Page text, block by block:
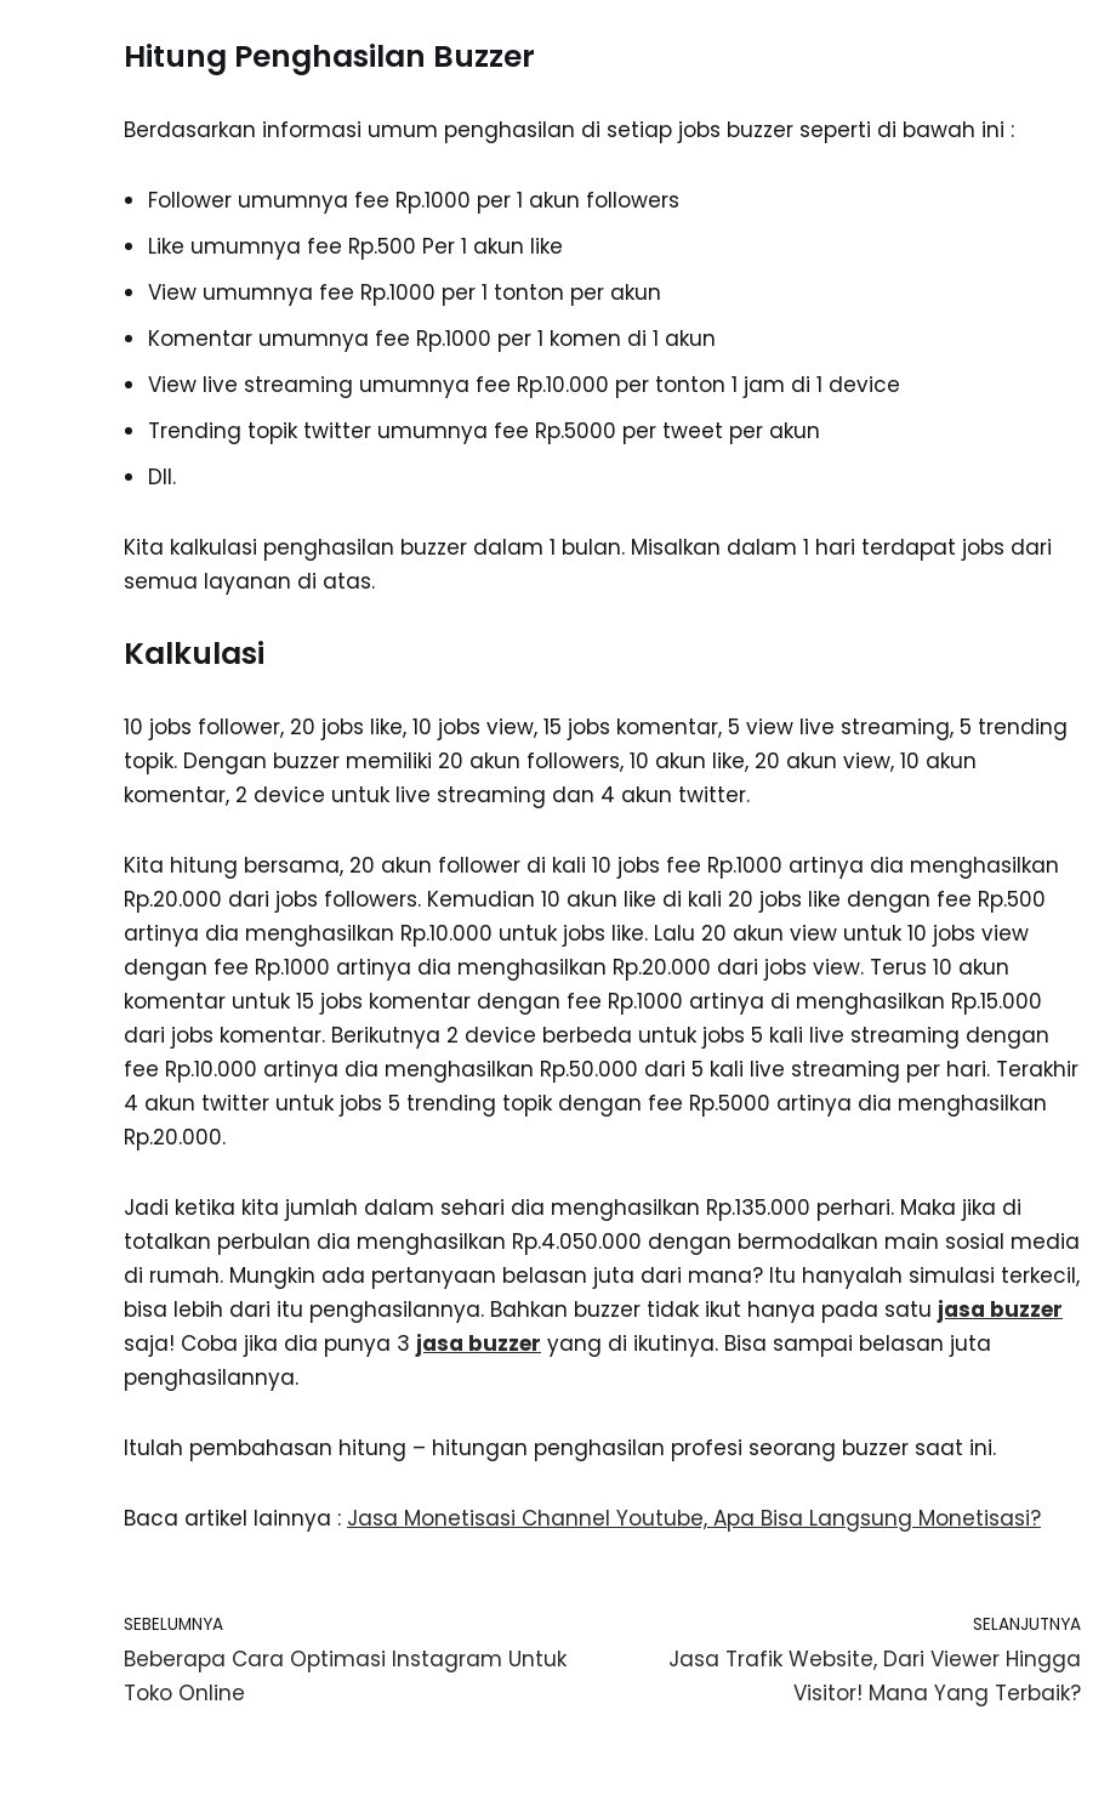
Hitung Penghasilan Buzzer
Berdasarkan informasi umum penghasilan di setiap jobs buzzer seperti di bawah ini :
Follower umumnya fee Rp.1000 per 1 akun followers
Like umumnya fee Rp.500 Per 1 akun like
View umumnya fee Rp.1000 per 1 tonton per akun
Komentar umumnya fee Rp.1000 per 1 komen di 1 akun
View live streaming umumnya fee Rp.10.000 per tonton 1 jam di 1 device
Trending topik twitter umumnya fee Rp.5000 per tweet per akun
Dll.
Kita kalkulasi penghasilan buzzer dalam 1 bulan. Misalkan dalam 1 hari terdapat jobs dari
semua layanan di atas.
Kalkulasi
10 jobs follower, 20 jobs like, 10 jobs view, 15 jobs komentar, 5 view live streaming, 5 trending
topik. Dengan buzzer memiliki 20 akun followers, 10 akun like, 20 akun view, 10 akun
komentar, 2 device untuk live streaming dan 4 akun twitter.
Kita hitung bersama, 20 akun follower di kali 10 jobs fee Rp.1000 artinya dia menghasilkan
Rp.20.000 dari jobs followers. Kemudian 10 akun like di kali 20 jobs like dengan fee Rp.500
artinya dia menghasilkan Rp.10.000 untuk jobs like. Lalu 20 akun view untuk 10 jobs view
dengan fee Rp.1000 artinya dia menghasilkan Rp.20.000 dari jobs view. Terus 10 akun
komentar untuk 15 jobs komentar dengan fee Rp.1000 artinya di menghasilkan Rp.15.000
dari jobs komentar. Berikutnya 2 device berbeda untuk jobs 5 kali live streaming dengan
fee Rp.10.000 artinya dia menghasilkan Rp.50.000 dari 5 kali live streaming per hari. Terakhir
4 akun twitter untuk jobs 5 trending topik dengan fee Rp.5000 artinya dia menghasilkan
Rp.20.000.
Jadi ketika kita jumlah dalam sehari dia menghasilkan Rp.135.000 perhari. Maka jika di
totalkan perbulan dia menghasilkan Rp.4.050.000 dengan bermodalkan main sosial media
di rumah. Mungkin ada pertanyaan belasan juta dari mana? Itu hanyalah simulasi terkecil,
bisa lebih dari itu penghasilannya. Bahkan buzzer tidak ikut hanya pada satu jasa buzzer
saja! Coba jika dia punya 3 jasa buzzer yang di ikutinya. Bisa sampai belasan juta
penghasilannya.
Itulah pembahasan hitung – hitungan penghasilan profesi seorang buzzer saat ini.
Baca artikel lainnya : Jasa Monetisasi Channel Youtube, Apa Bisa Langsung Monetisasi?
SEBELUMNYA
Beberapa Cara Optimasi Instagram Untuk
Toko Online
SELANJUTNYA
Jasa Trafik Website, Dari Viewer Hingga
Visitor! Mana Yang Terbaik?